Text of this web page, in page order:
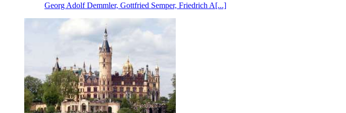
Georg Adolf Demmler, Gottfried Semper, Friedrich A[...]